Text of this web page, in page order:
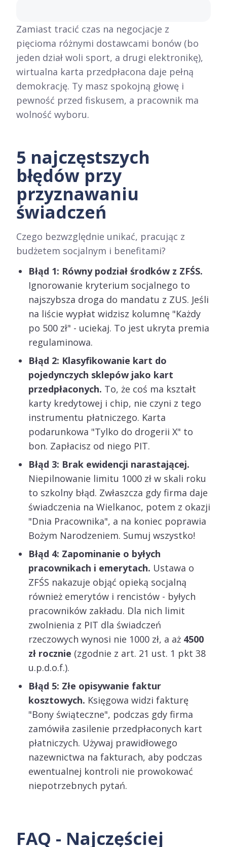
Zamiast tracić czas na negocjacje z
pięcioma różnymi dostawcami bonów (bo
jeden dział woli sport, a drugi elektronikę),
wirtualna karta przedpłacona daje pełną
demokrację. Ty masz spokojną głowę i
pewność przed fiskusem, a pracownik ma
wolność wyboru.
5 najczęstszych
błędów przy
przyznawaniu
świadczeń
Czego bezwzględnie unikać, pracując z
budżetem socjalnym i benefitami?
Błąd 1: Równy podział środków z ZFŚS.
Ignorowanie kryterium socjalnego to
najszybsza droga do mandatu z ZUS. Jeśli
na liście wypłat widzisz kolumnę "Każdy
po 500 zł" - uciekaj. To jest ukryta premia
regulaminowa.
Błąd 2: Klasyfikowanie kart do
pojedynczych sklepów jako kart
przedpłaconych. To, że coś ma kształt
karty kredytowej i chip, nie czyni z tego
instrumentu płatniczego. Karta
podarunkowa "Tylko do drogerii X" to
bon. Zapłacisz od niego PIT.
Błąd 3: Brak ewidencji narastającej.
Niepilnowanie limitu 1000 zł w skali roku
to szkolny błąd. Zwłaszcza gdy firma daje
świadczenia na Wielkanoc, potem z okazji
"Dnia Pracownika", a na koniec poprawia
Bożym Narodzeniem. Sumuj wszystko!
Błąd 4: Zapominanie o byłych
pracownikach i emerytach. Ustawa o
ZFŚS nakazuje objąć opieką socjalną
również emerytów i rencistów - byłych
pracowników zakładu. Dla nich limit
zwolnienia z PIT dla świadczeń
rzeczowych wynosi nie 1000 zł, a aż 4500
zł rocznie (zgodnie z art. 21 ust. 1 pkt 38
u.p.d.o.f.).
Błąd 5: Złe opisywanie faktur
kosztowych. Księgowa widzi fakturę
"Bony świąteczne", podczas gdy firma
zamówiła zasilenie przedpłaconych kart
płatniczych. Używaj prawidłowego
nazewnictwa na fakturach, aby podczas
ewentualnej kontroli nie prowokować
niepotrzebnych pytań.
FAQ - Najczęściej